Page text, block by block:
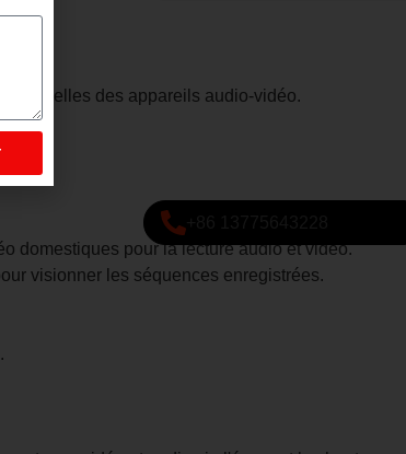
femelles des appareils audio-vidéo.
domestiques pour la lecture audio et vidéo.
visionner les séquences enregistrées.